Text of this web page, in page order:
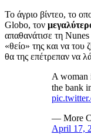
Το άγριο βίντεο, το
Globo, τον
απαθανάτισε τη
«θείο» της και να του
θα της επέτρεπαν να
A woman
the bank
— More
April 17,